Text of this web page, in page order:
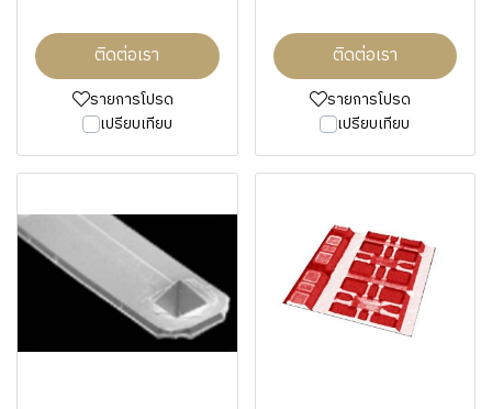
ติดต่อเรา
รายการโปรด
เปรียบเทียบ
ติดต่อเรา
รายการโปรด
เปรียบเทียบ